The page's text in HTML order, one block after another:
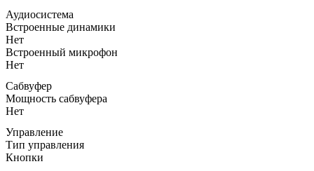
Аудиосистема
Встроенные динамики
Нет
Встроенный микрофон
Нет
Сабвуфер
Мощность сабвуфера
Нет
Управление
Тип управления
Кнопки